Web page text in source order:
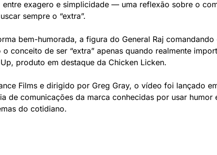
exagero e simplicidade — uma reflexão sobre o
sempre o “extra”.
bem-humorada, a figura do General Raj
conceito de ser “extra” apenas quando realmente
produto em destaque da Chicken Licken.
Films e dirigido por Greg Gray, o vídeo foi lançado
de comunicações da marca conhecidas por usar humor
do cotidiano.